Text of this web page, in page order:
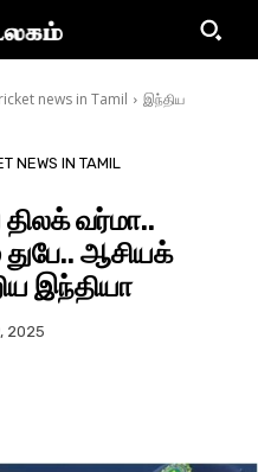
news in Tamil
இந்திய
NEWS IN TAMIL
வர்மா..
ஆசியக்
இந்தியா
2025